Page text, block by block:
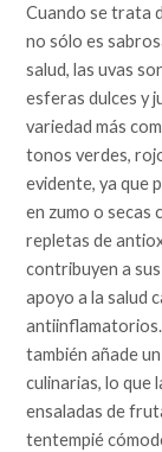
Cuando se trata
no sólo es
salud, las uvas
esferas dulces y
variedad más
tonos verdes,
evidente, ya que
en zumo o secas
repletas de
contribuyen a
apoyo a la salud
antiinflamatorios.
también añade
culinarias, lo que
ensaladas de
tentempié